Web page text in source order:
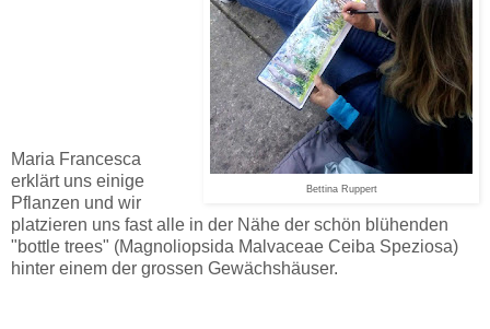
Bettina Ruppert
Maria Francesca
erklärt uns einige
Pflanzen und wir
platzieren uns fast alle in der Nähe der schön blühenden
"bottle trees" (Magnoliopsida Malvaceae Ceiba Speziosa)
hinter einem der grossen Gewächshäuser.